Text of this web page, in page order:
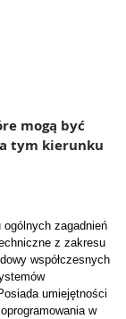
mogą być
tym kierunku
zagadnień
z zakresu
współczesnych
umiejętności
w